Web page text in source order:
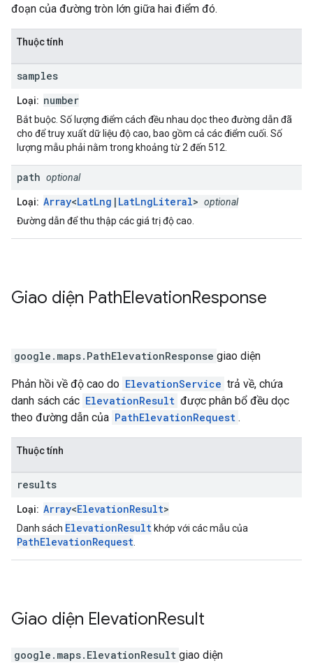
đoạn của đường tròn lớn giữa hai điểm đó.
Thuộc tính
samples
Loại: number
Bắt buộc. Số lượng điểm cách đều nhau dọc theo đường dẫn đã
cho để truy xuất dữ liệu độ cao, bao gồm cả các điểm cuối. Số
lượng mẫu phải nằm trong khoảng từ 2 đến 512.
path optional
Loại: Array<LatLng | LatLngLiteral> optional
Đường dẫn để thu thập các giá trị độ cao.
Giao diện PathElevationResponse
google.maps. PathElevationResponse giao diện
Phản hồi về độ cao do ElevationService trả về, chứa
danh sách các ElevationResult được phân bổ đều dọc
theo đường dẫn của PathElevationRequest .
Thuộc tính
results
Loại: Array<ElevationResult>
Danh sách ElevationResult khớp với các mẫu của
PathElevationRequest.
Giao diện ElevationResult
google.maps. ElevationResult giao diện